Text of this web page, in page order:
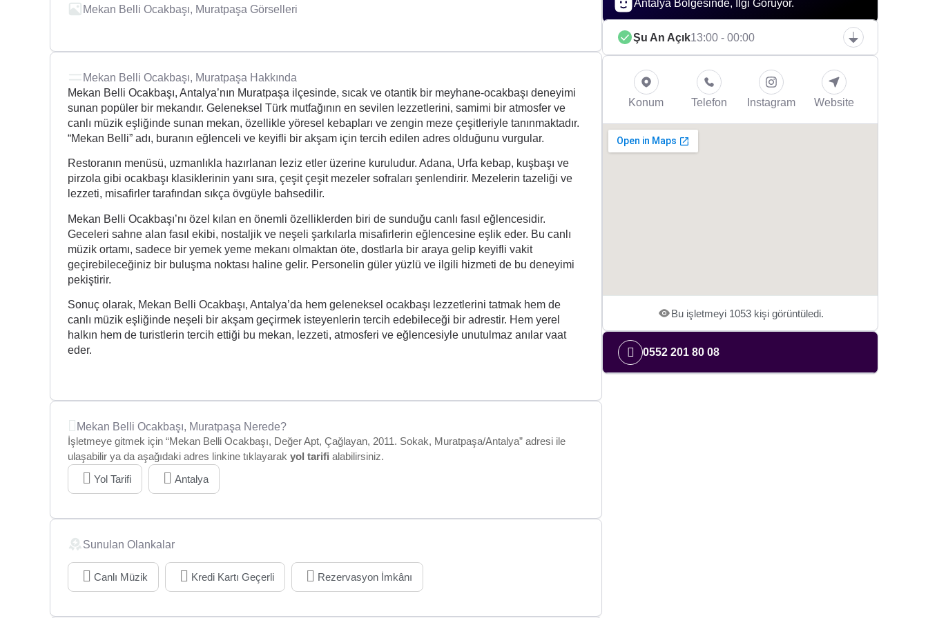
Mekan Belli Ocakbaşı, Muratpaşa Görselleri
Mekan Belli Ocakbaşı, Muratpaşa Hakkında
Mekan Belli Ocakbaşı, Antalya’nın Muratpaşa ilçesinde, sıcak ve otantik bir meyhane-ocakbaşı deneyimi
sunan popüler bir mekandır. Geleneksel Türk mutfağının en sevilen lezzetlerini, samimi bir atmosfer ve
canlı müzik eşliğinde sunan mekan, özellikle yöresel kebapları ve zengin meze çeşitleriyle tanınmaktadır.
“Mekan Belli” adı, buranın eğlenceli ve keyifli bir akşam için tercih edilen adres olduğunu vurgular.
Restoranın menüsü, uzmanlıkla hazırlanan leziz etler üzerine kuruludur. Adana, Urfa kebap, kuşbaşı ve
pirzola gibi ocakbaşı klasiklerinin yanı sıra, çeşit çeşit mezeler sofraları şenlendirir. Mezelerin tazeliği ve
lezzeti, misafirler tarafından sıkça övgüyle bahsedilir.
Mekan Belli Ocakbaşı’nı özel kılan en önemli özelliklerden biri de sunduğu canlı fasıl eğlencesidir.
Geceleri sahne alan fasıl ekibi, nostaljik ve neşeli şarkılarla misafirlerin eğlencesine eşlik eder. Bu canlı
müzik ortamı, sadece bir yemek yeme mekanı olmaktan öte, dostlarla bir araya gelip keyifli vakit
geçirebileceğiniz bir buluşma noktası haline gelir. Personelin güler yüzlü ve ilgili hizmeti de bu deneyimi
pekiştirir.
Sonuç olarak, Mekan Belli Ocakbaşı, Antalya’da hem geleneksel ocakbaşı lezzetlerini tatmak hem de
canlı müzik eşliğinde neşeli bir akşam geçirmek isteyenlerin tercih edebileceği bir adrestir. Hem yerel
halkın hem de turistlerin tercih ettiği bu mekan, lezzeti, atmosferi ve eğlencesiyle unutulmaz anılar vaat
eder.
Mekan Belli Ocakbaşı, Muratpaşa Nerede?
İşletmeye gitmek için “Mekan Belli Ocakbaşı, Değer Apt, Çağlayan, 2011. Sokak, Muratpaşa/Antalya” adresi ile
ulaşabilir ya da aşağıdaki adres linkine tıklayarak yol tarifi alabilirsiniz.
Yol Tarifi
Antalya
Sunulan Olankalar
Canlı Müzik Kredi Kartı Geçerli Rezervasyon İmkânı
Antalya Bölgesinde, İlgi Görüyor.
Şu An Açık13:00 - 00:00
Konum Telefon Instagram Website
Bu işletmeyi 1053 kişi görüntüledi.
0552 201 80 08